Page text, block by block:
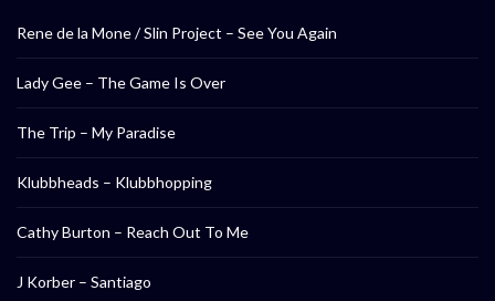
Rene de la Mone / Slin Project – See You Again
Lady Gee – The Game Is Over
The Trip – My Paradise
Klubbheads – Klubbhopping
Cathy Burton – Reach Out To Me
J Korber – Santiago